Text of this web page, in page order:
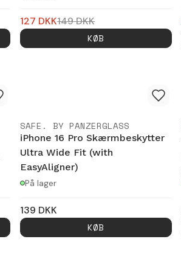
127 DKK149DKK
KØB
SAFE. BY PANZERGLASS
iPhone 16 Pro Skærmbeskytter
Ultra Wide Fit (with
EasyAligner)
På lager
139 DKK
KØB